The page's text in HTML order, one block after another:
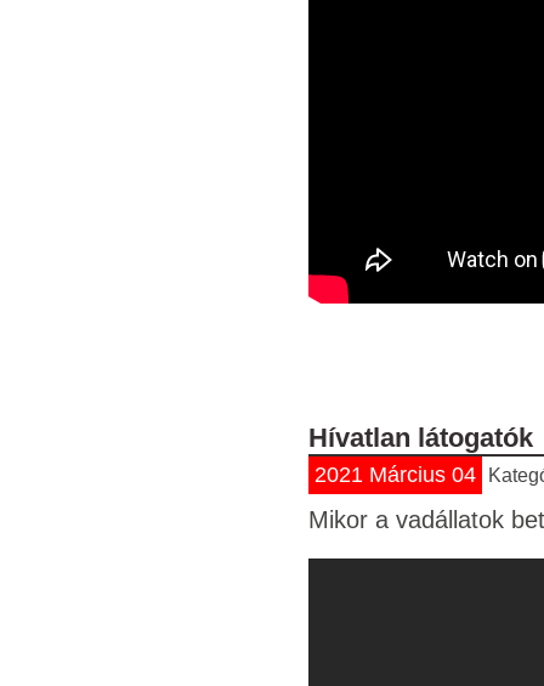
Hívatlan látogatók
2021 Március 04
Mikor a vadállatok